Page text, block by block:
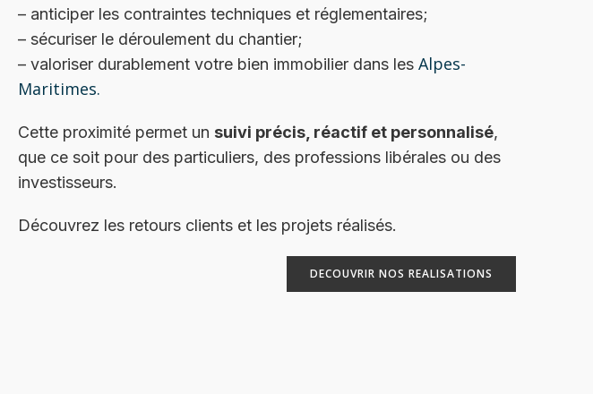
– anticiper les contraintes techniques et réglementaires;
– sécuriser le déroulement du chantier;
– valoriser durablement votre bien immobilier dans les Alpes-
Maritimes.
Cette proximité permet un suivi précis, réactif et personnalisé,
que ce soit pour des particuliers, des professions libérales ou des
investisseurs.
Découvrez les retours clients et les projets réalisés.
DECOUVRIR NOS REALISATIONS